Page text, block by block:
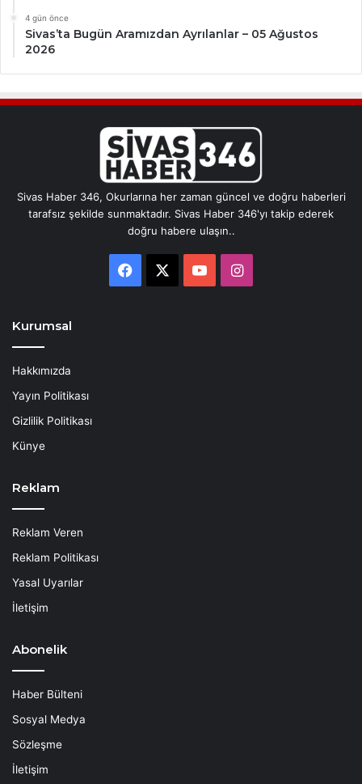
4 gün önce
Sivas’ta Bugün Aramızdan Ayrılanlar – 05 Ağustos
2026
Sivas Haber 346, Okurlarına her zaman güncel ve doğru haberleri
tarafsız şekilde sunmaktadır. Sivas Haber 346'yı takip ederek
doğru habere ulaşın..
Facebook YouTubeInstagram
Kurumsal
Hakkımızda
Yayın Politikası
Gizlilik Politikası
Künye
Reklam
Reklam Veren
Reklam Politikası
Yasal Uyarılar
İletişim
Abonelik
Haber Bülteni
Sosyal Medya
Sözleşme
İletişim